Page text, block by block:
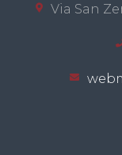
Via San